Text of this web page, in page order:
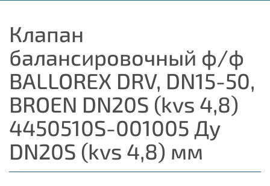
Клапан
балансировочный ф/ф
BALLOREX DRV, DN15-50,
BROEN DN20S (kvs 4,8)
4450510S-001005 Ду
DN20S (kvs 4,8) мм